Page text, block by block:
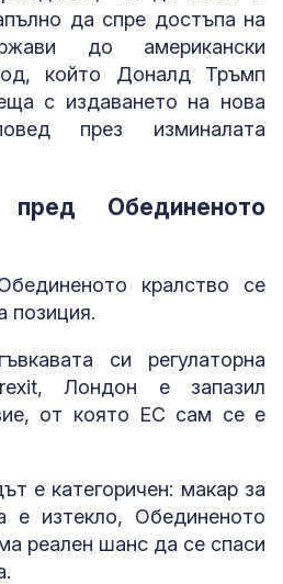
да спре достъпа на
до американски
който Доналд Тръмп
с издаването на нова
през изминалата
пред Обединеното
кралство се
позиция.
си регулаторна
Лондон е запазил
от която ЕС сам се е
е категоричен: макар за
е изтекло, Обединеното
реален шанс да се спаси